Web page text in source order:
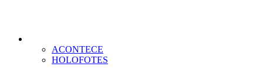
ACONTECE
HOLOFOTES